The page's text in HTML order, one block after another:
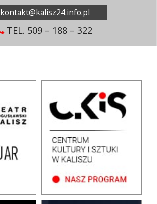
kontakt@kalisz24.info.pl
TEL. 509 – 188 – 322